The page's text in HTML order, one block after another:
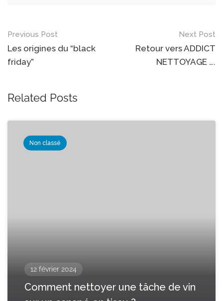
Post
navigation
Previous Post
Les origines du “black
friday”
Next Post
Retour vers ADDICT
NETTOYAGE ….
Related Posts
Non classé
12 février 2024
Comment nettoyer une tâche de vin